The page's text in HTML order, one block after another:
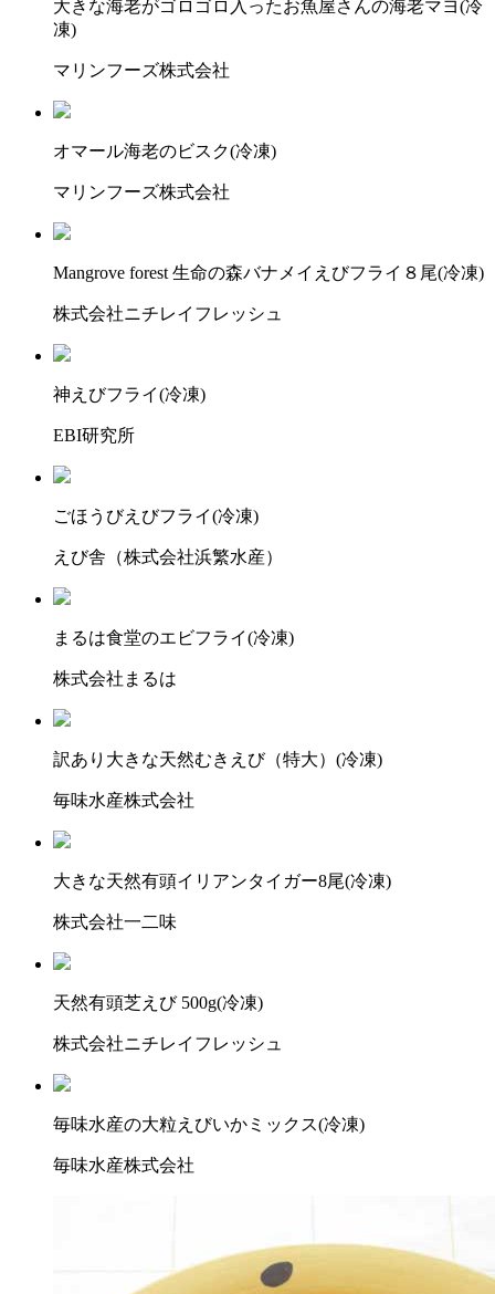
大きな海老がゴロゴロ入ったお魚屋さんの海老マヨ(冷
凍)
マリンフーズ株式会社
オマール海老のビスク(冷凍)
マリンフーズ株式会社
Mangrove forest 生命の森バナメイえびフライ８尾(冷凍)
株式会社ニチレイフレッシュ
神えびフライ(冷凍)
EBI研究所
ごほうびえびフライ(冷凍)
えび舎（株式会社浜繁水産）
まるは食堂のエビフライ(冷凍)
株式会社まるは
訳あり大きな天然むきえび（特大）(冷凍)
毎味水産株式会社
大きな天然有頭イリアンタイガー8尾(冷凍)
株式会社一二味
天然有頭芝えび 500g(冷凍)
株式会社ニチレイフレッシュ
毎味水産の大粒えびいかミックス(冷凍)
毎味水産株式会社